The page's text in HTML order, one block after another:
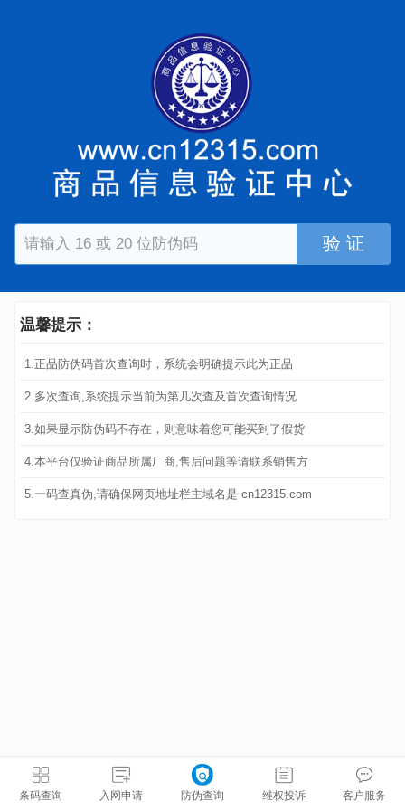
验 证
温馨提示：
1.正品防伪码首次查询时，系统会明确提示此为正品
2.多次查询,系统提示当前为第几次查及首次查询情况
3.如果显示防伪码不存在，则意味着您可能买到了假货
4.本平台仅验证商品所属厂商,售后问题等请联系销售方
5.一码查真伪,请确保网页地址栏主域名是 cn12315.com
条码查询 入网申请 防伪查询 维权投诉 客户服务